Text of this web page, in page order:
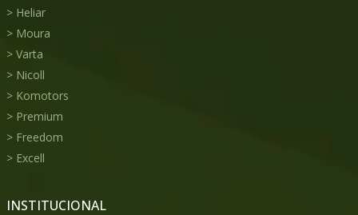
Heliar
Moura
Varta
Nicoll
Komotors
Premium
Freedom
Excell
INSTITUCIONAL